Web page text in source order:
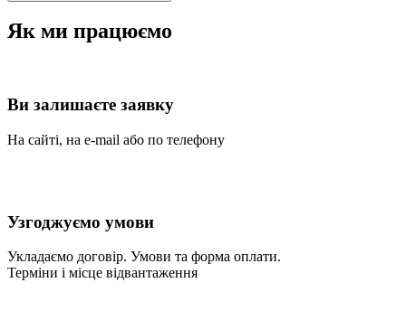
Як ми працюємо
Ви залишаєте заявку
На сайті, на e-mail або по телефону
Узгоджуємо умови
Укладаємо договір. Умови та форма оплати.
Терміни і місце відвантаження